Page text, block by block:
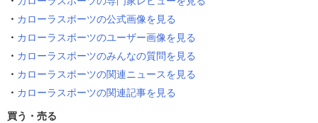
カローラスポーツの公式画像を見る
カローラスポーツのユーザー画像を見る
カローラスポーツのみんなの質問を見る
カローラスポーツの関連ニュースを見る
カローラスポーツの関連記事を見る
買う・売る